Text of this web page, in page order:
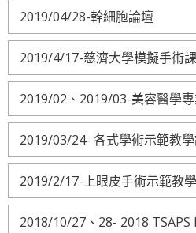
2019/04/28-幹細胞論壇
2019/4/17-慈濟大學模擬手術
2019/02、2019/03-美容醫學
2019/03/24- 各式學術示範教
2019/2/17-上眼皮手術示範教
2018/10/27、28- 2018